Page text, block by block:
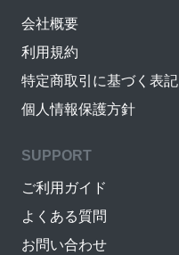
会社概要
利用規約
特定商取引に基づく表記
個人情報保護方針
SUPPORT
ご利用ガイド
よくある質問
お問い合わせ